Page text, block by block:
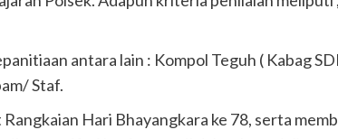
antara lain : Kompol Teguh ( Kabag
Staf.
Hari Bhayangkara ke 78, serta